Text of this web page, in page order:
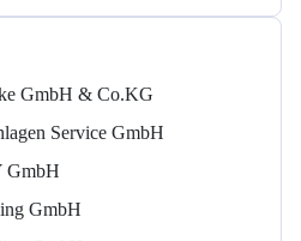
GmbH & Co.KG
Service GmbH
GmbH
GmbH